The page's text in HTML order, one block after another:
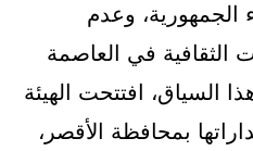
الجمهورية، وعدم
الثقافية في العاصمة
السياق، افتتحت الهيئة
بمحافظة الأقصر،